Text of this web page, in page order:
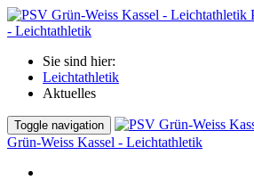
- Leichtathletik
Sie sind hier:
Leichtathletik
Aktuelles
Toggle navigation
Grün-Weiss Kassel - Leichtathletik